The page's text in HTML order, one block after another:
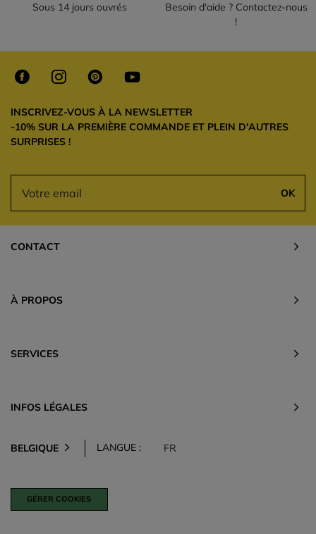
Sous 14 jours ouvrés
Besoin d'aide ? Contactez-nous
!
INSCRIVEZ-VOUS À LA NEWSLETTER
-10% SUR LA PREMIÈRE COMMANDE ET PLEIN D'AUTRES
SURPRISES !
OK
CONTACT
À PROPOS
SERVICES
INFOS LÉGALES
BELGIQUE LANGUE : FR
GÉRER COOKIES